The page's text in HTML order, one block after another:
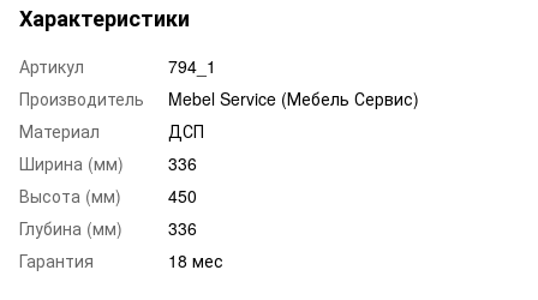
Характеристики
Артикул
794_1
Производитель
Mebel Service (Мебель Сервис)
Материал
ДСП
Ширина (мм)
336
Высота (мм)
450
Глубина (мм)
336
Гарантия
18 мес